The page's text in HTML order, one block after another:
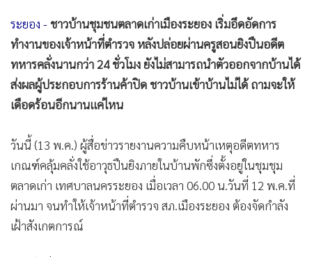
• ต่างประเทศ
• Special Scoop
• จีน
• ชุมชน-คุณภาพชีวิต
• อาชญากรรม
• Motoring
• เกม
ระยอง - ชาวบ้านชุมชนตลาดเก่าเมืองระยอง เริ่มอึดอัดการ
ทำงานของเจ้าหน้าที่ตำรวจ หลังปล่อยผ่านครูสอนยิงปืนอดีต
ทหารคลั่งนานกว่า 24 ชั่วโมง ยังไม่สามารถนำตัวออกจากบ้านได้
ส่งผลผู้ประกอบการร้านค้าปิด ชาวบ้านเข้าบ้านไม่ได้ ถามจะให้
เดือดร้อนอีกนานแค่ไหน
วันนี้ (13 พ.ค.) ผู้สื่อข่าวรายงานความคืบหน้าเหตุอดีตทหาร
เกณฑ์คลุ้มคลั่งใช้อาวุธปืนยิงภายในบ้านพักซึ่งตั้งอยู่ในชุมชุม
ตลาดเก่า เทศบาลนครระยอง เมื่อเวลา 06.00 น.วันที่ 12 พ.ค.ที่
ผ่านมา จนทำให้เจ้าหน้าที่ตำรวจ สภ.เมืองระยอง ต้องจัดกำลัง
เฝ้าสังเกตการณ์